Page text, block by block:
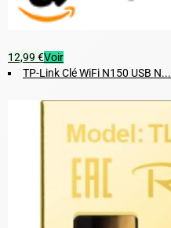
12,99 €Voir
TP-Link Clé WiFi N150 USB N...